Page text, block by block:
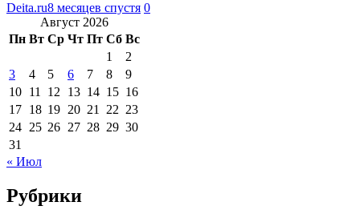
Deita.ru8 месяцев спустя 0
Август 2026
Пн Вт Ср Чт Пт Сб Вс
1
2
3
4 5 6 7 8
9
10 11 12 13 14 15 16
17 18 19 20 21 22 23
24 25 26 27 28 29 30
31
« Июл
Рубрики